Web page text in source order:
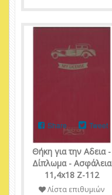
Θήκη για την Αδεια -
Δίπλωμα - Ασφάλεια
11,4x18 Z-112
Share Tweet
Λίστα επιθυμιών